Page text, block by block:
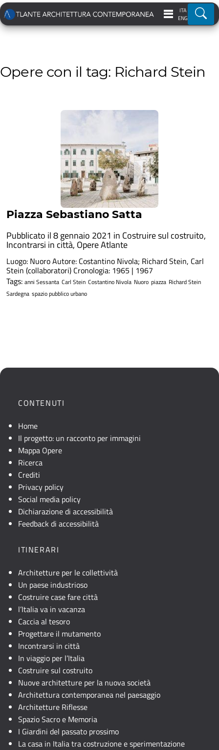
ITA
ENG
Opere con il tag: Richard Stein
Piazza Sebastiano Satta
Pubblicato il 8 gennaio 2021 in Costruire sul costruito,
Incontrarsi in città, Opere Atlante
Luogo: Nuoro Autore: Costantino Nivola; Richard Stein, Carl
Stein (collaboratori) Cronologia: 1965 | 1967
Tags: anni Sessanta Carl Stein Costantino Nivola Nuoro piazza Richard Stein
Sardegna spazio pubblico urbano
CONTENUTI
Home
Il progetto: un racconto per immagini
Mappa Opere
Ricerca
Crediti
Privacy policy
Social media policy
Dichiarazione di accessibilità
Feedback di accessibilità
ITINERARI
Architetture per le collettività
Un paese industrioso
Costruire case fare città
l’Italia va in vacanza
Caccia al tesoro
Progettare il mutamento
Incontrarsi in città
In viaggio per l’Italia
Costruire sul costruito
Nuove architetture per la nuova società
Architettura contemporanea nel paesaggio
Architetture Riflesse
Spazio Sacro e Memoria
I Giardini del passato prossimo
La casa in Italia tra costruzione e sperimentazione